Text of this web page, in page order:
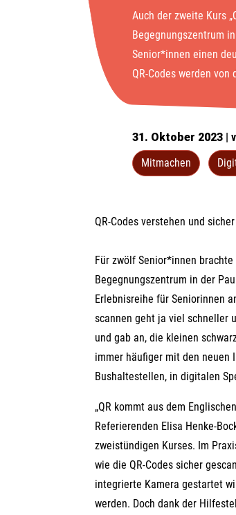
Auch der zweite Kurs
Begegnungszentrum
Senior*innen einen
QR-Codes werden
31. Oktober 2023 |
Mitmachen
QR-Codes verstehen und
Für zwölf Senior*innen brachte
Begegnungszentrum in der
Erlebnisreihe für Seniorinnen
scannen geht ja viel schneller
und gab an, die kleinen
immer häufiger mit den neuen
Bushaltestellen, in digitalen
„QR kommt aus dem
Referierenden Elisa Henke-
zweistündigen Kurses. Im
wie die QR-Codes sicher
integrierte Kamera gestartet
werden. Doch dank der